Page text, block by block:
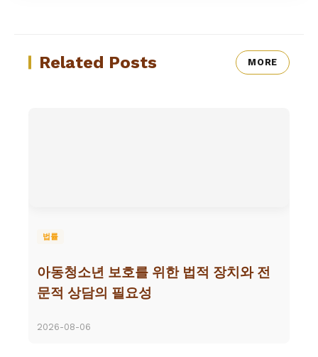
Related Posts MORE
법률
아동청소년 보호를 위한 법적 장치와 전
문적 상담의 필요성
2026-08-06